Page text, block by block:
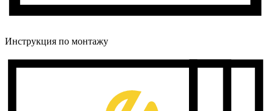
Инструкция по монтажу